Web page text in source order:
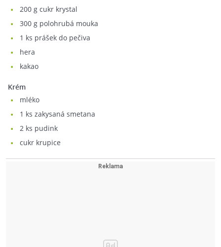
200 g cukr krystal
300 g polohrubá mouka
1 ks prášek do pečiva
hera
kakao
Krém
mléko
1 ks zakysaná smetana
2 ks pudink
cukr krupice